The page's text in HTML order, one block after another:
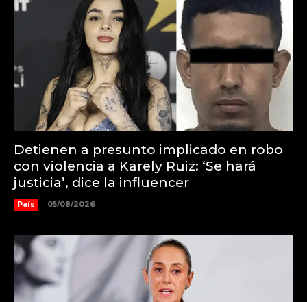
Detienen a presunto implicado en robo
con violencia a Karely Ruiz: ‘Se hará
justicia’, dice la influencer
País 05/08/2026